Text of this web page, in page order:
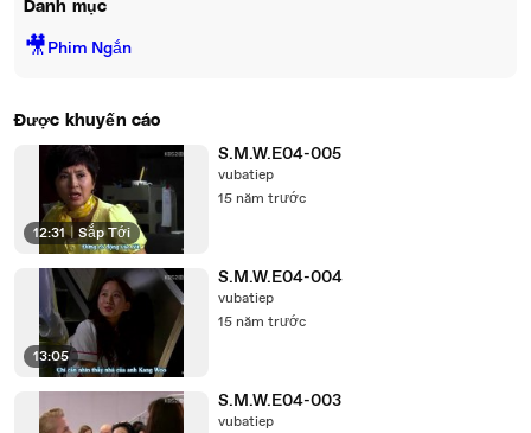
Danh mục
🎥Phim Ngắn
Được khuyến cáo
12:31 | Sắp Tới
S.M.W.E04-005
vubatiep
15 năm trước
13:05
S.M.W.E04-004
vubatiep
15 năm trước
S.M.W.E04-003
vubatiep